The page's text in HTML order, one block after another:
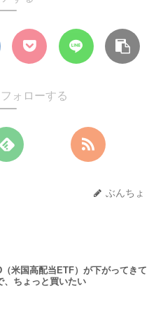
ォローする
ぶんちょ
米国高配当ETF）が下がってきて
、ちょっと買いたい